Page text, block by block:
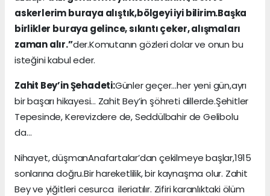
askerlerim buraya alıştık,bölgeyi iyi bilirim.Başka
birlikler buraya gelince, sıkıntı çeker, alışmaları
zaman alır.”der.Komutanın gözleri dolar ve onun bu
isteğini kabul eder.
Zahit Bey’in Şehadeti:Günler geçer…her yeni gün,ayrı
bir başarı hikayesi... Zahit Bey’in şöhreti dillerde.Şehitler
Tepesinde, Kerevizdere de, Seddülbahir de Gelibolu
da…
Nihayet, düşmanAnafartalar’dan çekilmeye başlar,1915
sonlarına doğru.Bir hareketlilik, bir kaynaşma olur. Zahit
Bey ve yiğitleri cesurca ileriatılır. Zifiri karanlıktaki ölüm